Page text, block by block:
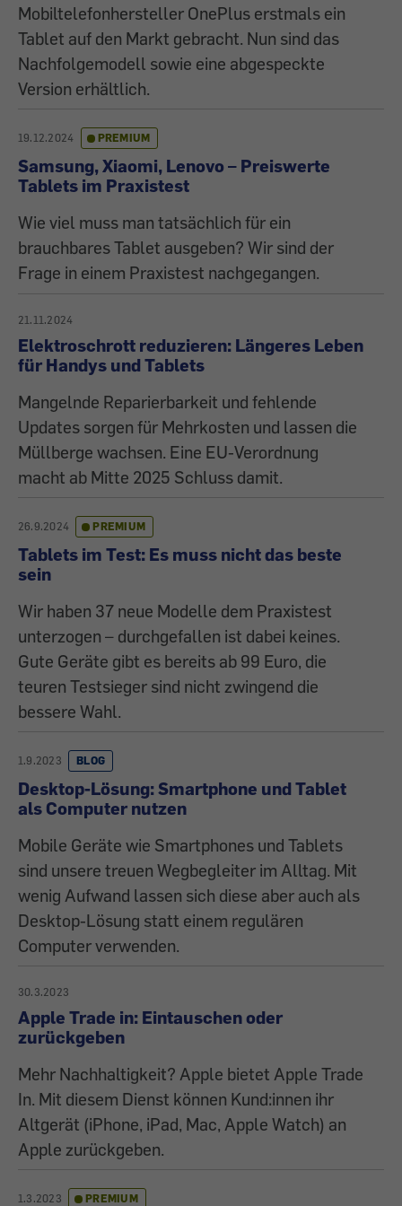
Mobiltelefonhersteller OnePlus erstmals ein
Tablet auf den Markt gebracht. Nun sind das
Nachfolgemodell sowie eine abgespeckte
Version erhältlich.
19.12.2024 PREMIUM
Samsung, Xiaomi, Lenovo – Preiswerte
Tablets im Praxistest
Wie viel muss man tatsächlich für ein
brauchbares Tablet ausgeben? Wir sind der
Frage in einem Praxistest nachgegangen.
21.11.2024
Elektroschrott reduzieren: Längeres Leben
für Handys und Tablets
Mangelnde Reparierbarkeit und fehlende
Updates sorgen für Mehrkosten und lassen die
Müllberge wachsen. Eine EU-Verordnung
macht ab Mitte 2025 Schluss damit.
26.9.2024 PREMIUM
Tablets im Test: Es muss nicht das beste
sein
Wir haben 37 neue Modelle dem Praxistest
unterzogen – durchgefallen ist dabei keines.
Gute Geräte gibt es bereits ab 99 Euro, die
teuren Testsieger sind nicht zwingend die
bessere Wahl.
1.9.2023 BLOG
Desktop-Lösung: Smartphone und Tablet
als Computer nutzen
Mobile Geräte wie Smartphones und Tablets
sind unsere treuen Wegbegleiter im Alltag. Mit
wenig Aufwand lassen sich diese aber auch als
Desktop-Lösung statt einem regulären
Computer verwenden.
30.3.2023
Apple Trade in: Eintauschen oder
zurückgeben
Mehr Nachhaltigkeit? Apple bietet Apple Trade
In. Mit diesem Dienst können Kund:innen ihr
Altgerät (iPhone, iPad, Mac, Apple Watch) an
Apple zurückgeben.
1.3.2023 PREMIUM